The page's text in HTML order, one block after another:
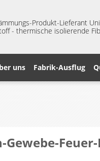
Produkt-Lieferant
- thermische isolierende
uns Fabrik-Ausflug
Gewebe-